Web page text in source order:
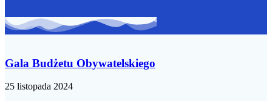
Gala Budżetu Obywatelskiego
25 listopada 2024